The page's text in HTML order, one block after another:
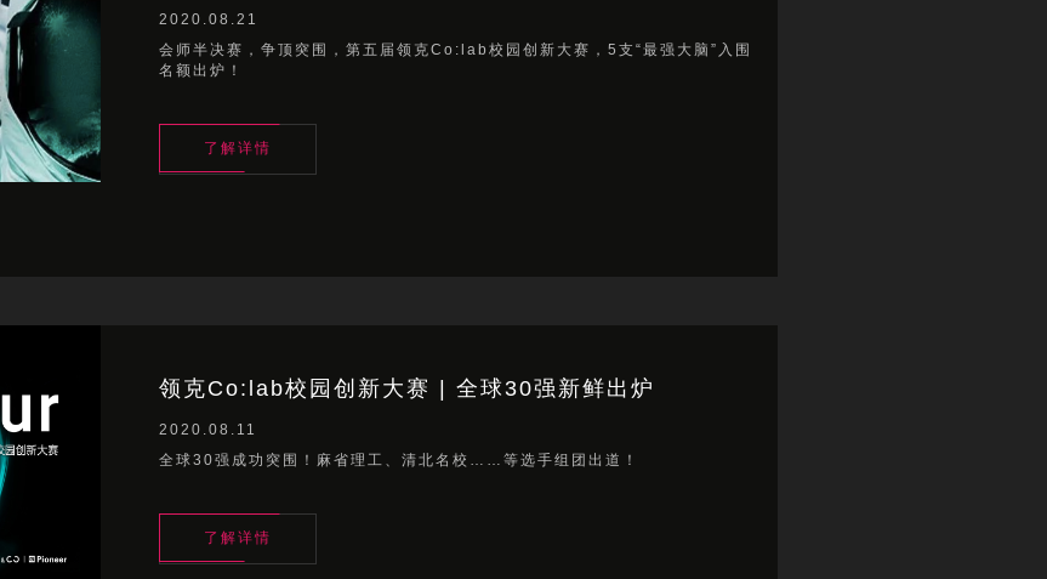
2020.08.21
会师半决赛，争顶突围，第五届领克Co:lab校园创新大赛，5支“最强大脑”入围
名额出炉！
了解详情
领克Co:lab校园创新大赛 | 全球30强新鲜出炉
2020.08.11
全球30强成功突围！麻省理工、清北名校……等选手组团出道！
了解详情